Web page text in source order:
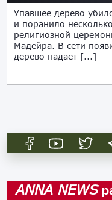
Упавшее дерево
и поранило
религиозной
Мадейра. В сети
дерево падает [...]
ANNA NEWS